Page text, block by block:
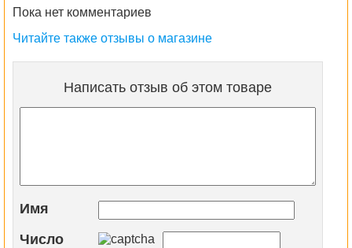
Пока нет комментариев
Читайте также отзывы о магазине
Написать отзыв об этом товаре
Имя
Число